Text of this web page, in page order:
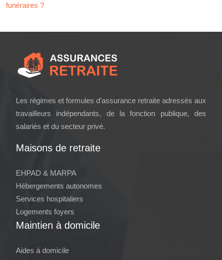
funéraires ?
Les régimes et formules d’assurance retraite adressés aux
travailleurs indépendants, de la fonction publique, des
salariés et du secteur privé.
Maisons de retraite
EHPAD & MARPA
Hébergements autonomes
Services hospitaliers
Logements foyers
Maintien à domicile
Aides à domicile